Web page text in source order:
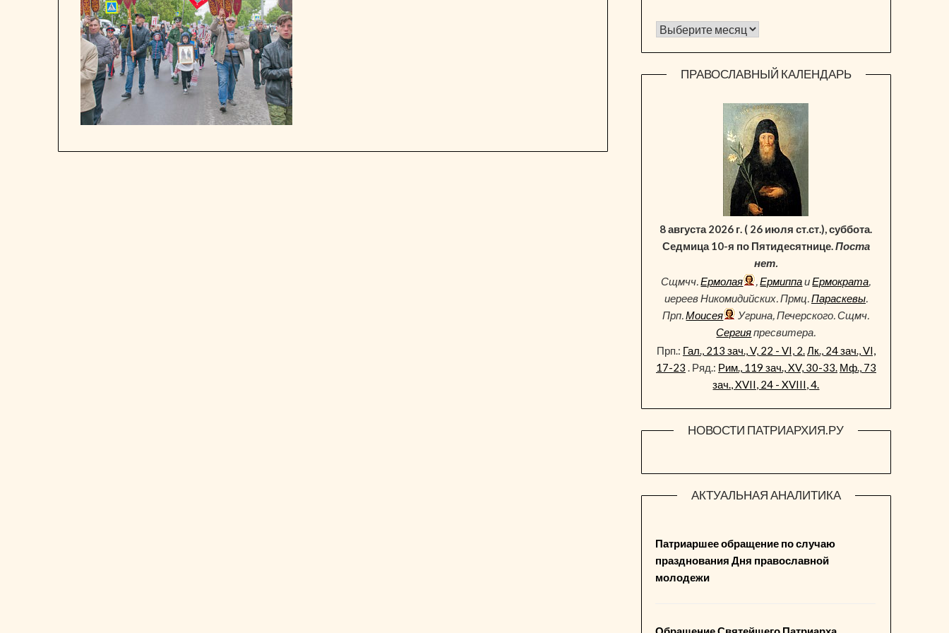
Архив новостей
ПРАВОСЛАВНЫЙ КАЛЕНДАРЬ
8 августа 2026 г. ( 26 июля ст.ст.), суббота.
Седмица 10-я по Пятидесятнице.Поста
нет.
Сщмчч.Ермолая ,ЕрмиппаиЕрмократа,
иереев Никомидийских. Прмц.Параскевы.
Прп.Моисея
Угрина, Печерского. Сщмч.
Сергияпресвитера.
Прп.: Гал., 213 зач., V, 22 - VI, 2.Лк., 24 зач., VI,
17-23 . Ряд.: Рим., 119 зач., XV, 30-33. Мф., 73
зач., XVII, 24 - XVIII, 4.
НОВОСТИ ПАТРИАРХИЯ.РУ
АКТУАЛЬНАЯ АНАЛИТИКА
Патриаршее обращение по случаю
празднования Дня православной
молодежи